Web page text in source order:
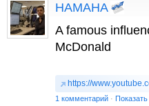
HAMAHA
A famous
McDonald
https://
1 комментарий ·